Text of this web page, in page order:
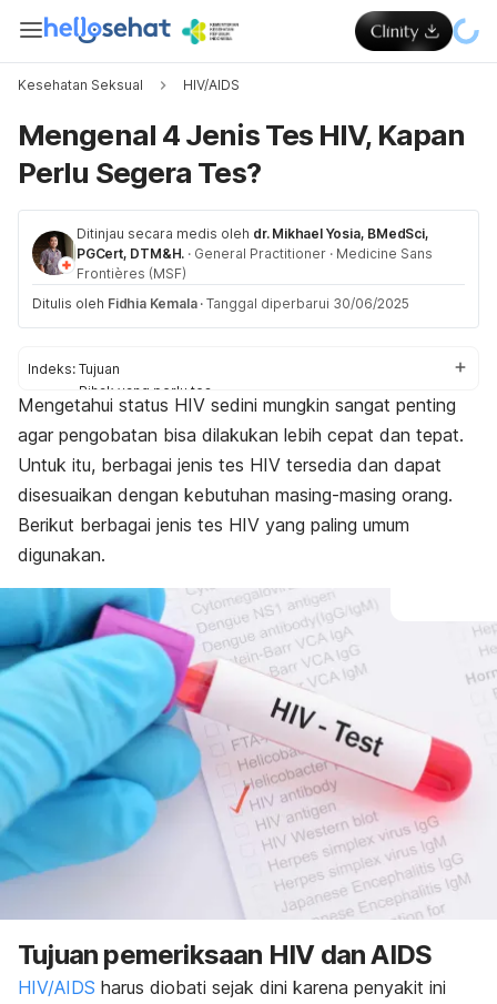
Kesehatan Seksual HIV/AIDS
Mengenal 4 Jenis Tes HIV, Kapan
Perlu Segera Tes?
Ditinjau secara medis oleh dr. Mikhael Yosia, BMedSci,
PGCert, DTM&H. · General Practitioner · Medicine Sans
Frontières (MSF)
Ditulis oleh Fidhia Kemala · Tanggal diperbarui 30/06/2025
Indeks: Tujuan
Pihak yang perlu tes
Jenis
Faktor
Waktu tes
Mengetahui status HIV sedini mungkin sangat penting
agar pengobatan bisa dilakukan lebih cepat dan tepat.
Untuk itu, berbagai jenis tes HIV tersedia dan dapat
disesuaikan dengan kebutuhan masing-masing orang.
Berikut berbagai jenis tes HIV yang paling umum
digunakan.
Tujuan pemeriksaan HIV dan AIDS
HIV/AIDS harus diobati sejak dini karena penyakit ini